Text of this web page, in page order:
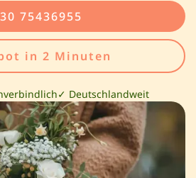
75436955
in 2 Minuten
✓ Deutschlandweit